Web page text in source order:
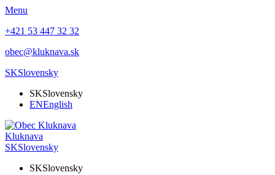
Menu
+421 53 447 32 32
obec@kluknava.sk
SKSlovensky
SKSlovensky
ENEnglish
Kluknava
SKSlovensky
SKSlovensky